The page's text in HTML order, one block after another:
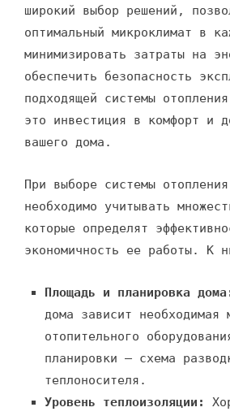
широкий выбор решений,
оптимальный микроклимат в
минимизировать затраты на
обеспечить безопасность
подходящей системы
это инвестиция в комфорт и
вашего дома.
При выборе системы
необходимо учитывать
которые определят
экономичность ее работы. К
Площадь и планировка
дома зависит необходимая
отопительного
планировки – схема
теплоносителя.
Уровень теплоизоляции: